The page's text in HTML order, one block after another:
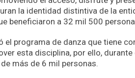
la identidad distintiva de la
beneficiaron a 32 mil 500
el programa de danza que tiene
esta disciplina, por ello,
más de 6 mil personas.